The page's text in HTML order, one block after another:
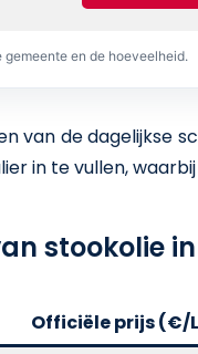
en de hoeveelheid.
de dagelijkse
in te vullen,
stookolie
Officiële prijs (€/